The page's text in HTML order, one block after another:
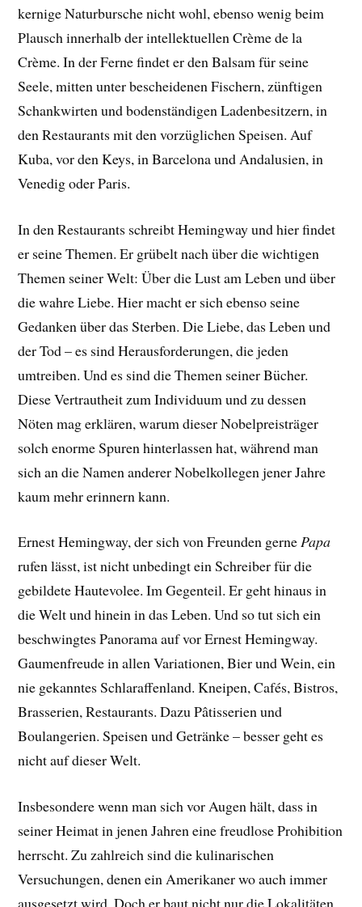
kernige Naturbursche nicht wohl, ebenso wenig beim
Plausch innerhalb der intellektuellen Crème de la
Crème. In der Ferne findet er den Balsam für seine
Seele, mitten unter bescheidenen Fischern, zünftigen
Schankwirten und bodenständigen Ladenbesitzern, in
den Restaurants mit den vorzüglichen Speisen. Auf
Kuba, vor den Keys, in Barcelona und Andalusien, in
Venedig oder Paris.
In den Restaurants schreibt Hemingway und hier findet
er seine Themen. Er grübelt nach über die wichtigen
Themen seiner Welt: Über die Lust am Leben und über
die wahre Liebe. Hier macht er sich ebenso seine
Gedanken über das Sterben. Die Liebe, das Leben und
der Tod – es sind Herausforderungen, die jeden
umtreiben. Und es sind die Themen seiner Bücher.
Diese Vertrautheit zum Individuum und zu dessen
Nöten mag erklären, warum dieser Nobelpreisträger
solch enorme Spuren hinterlassen hat, während man
sich an die Namen anderer Nobelkollegen jener Jahre
kaum mehr erinnern kann.
Ernest Hemingway, der sich von Freunden gernePapa
rufen lässt, ist nicht unbedingt ein Schreiber für die
gebildete Hautevolee. Im Gegenteil. Er geht hinaus in
die Welt und hinein in das Leben. Und so tut sich ein
beschwingtes Panorama auf vor Ernest Hemingway.
Gaumenfreude in allen Variationen, Bier und Wein, ein
nie gekanntes Schlaraffenland. Kneipen, Cafés, Bistros,
Brasserien, Restaurants. Dazu Pâtisserien und
Boulangerien. Speisen und Getränke – besser geht es
nicht auf dieser Welt.
Insbesondere wenn man sich vor Augen hält, dass in
seiner Heimat in jenen Jahren eine freudlose Prohibition
herrscht. Zu zahlreich sind die kulinarischen
Versuchungen, denen ein Amerikaner wo auch immer